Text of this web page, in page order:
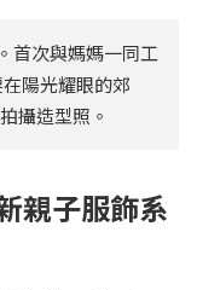
首次與媽媽一同工
陽光耀眼的郊
攝造型照。
親子服飾系